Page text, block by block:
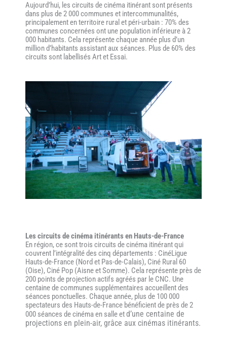
Aujourd’hui, les circuits de cinéma itinérant sont présents
dans plus de 2 000 communes et intercommunalités,
principalement en territoire rural et péri-urbain : 70% des
communes concernées ont une population inférieure à 2
000 habitants. Cela représente chaque année plus d’un
million d’habitants assistant aux séances. Plus de 60% des
circuits sont labellisés Art et Essai.
Les circuits de cinéma itinérants en Hauts-de-France
En région, ce sont trois circuits de cinéma itinérant qui
couvrent l’intégralité des cinq départements : CinéLigue
Hauts-de-France (Nord et Pas-de-Calais), Ciné Rural 60
(Oise), Ciné Pop (Aisne et Somme). Cela représente près de
200 points de projection actifs agréés par le CNC. Une
centaine de communes supplémentaires accueillent des
séances ponctuelles. Chaque année, plus de 100 000
spectateurs des Hauts-de-France bénéficient de près de 2
000 séances de cinéma en salle etd’une centaine de
projections en plein-air, grâce aux cinémas itinérants.